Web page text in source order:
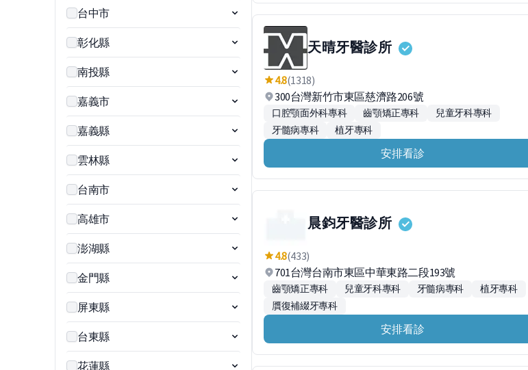
台中市
彰化縣
南投縣
嘉義市
嘉義縣
雲林縣
台南市
高雄市
澎湖縣
金門縣
屏東縣
台東縣
花蓮縣
天晴牙醫診所
4.8(1318)
300台灣新竹市東區慈濟路206號
口腔顎面外科專科 齒顎矯正專科
兒童牙科專科
牙髓病專科
植牙專科
安排看診
晨鈞牙醫診所
4.8(433)
701台灣台南市東區中華東路二段193號
齒顎矯正專科 兒童牙科專科 牙髓病專科
植牙專科
贋復補綴牙專科
安排看診